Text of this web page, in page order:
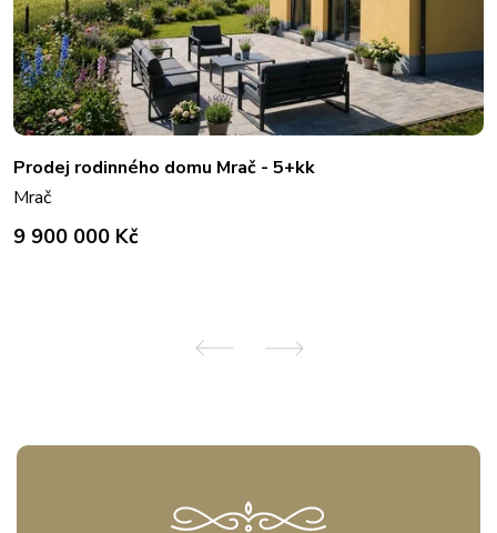
Prodej rodinného domu Mrač - 5+kk
Mrač
9 900 000 Kč